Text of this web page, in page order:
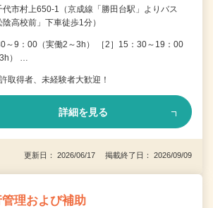
代市村上650-1（京成線「勝田台駅」よりバス
陰高校前」下車徒歩1分）
～9：00（実働2～3h） ［2］15：30～19：00
3h） …
取得者、未経験者大歓迎！
詳細を見る
更新日： 2026/06/17 掲載終了日： 2026/09/09
理および補助